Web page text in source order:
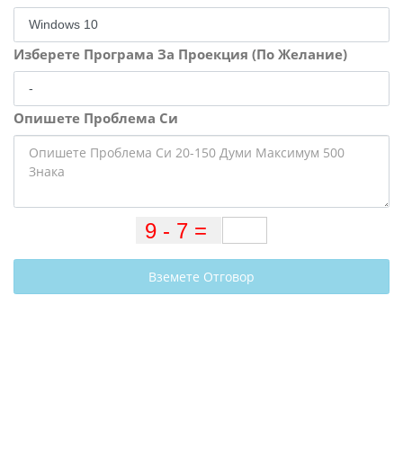
Изберете Програма За Проекция (По Желание)
Опишете Проблема Си
Вземете Отговор